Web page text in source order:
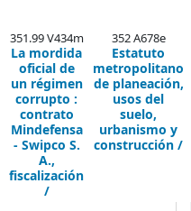
351.99 V434m
La mordida
oficial de
un régimen
corrupto :
contrato
Mindefensa
- Swipco S.
A.,
fiscalización
/
352 A678e
Estatuto
metropolitano
de planeación,
usos del
suelo,
urbanismo y
construcción /